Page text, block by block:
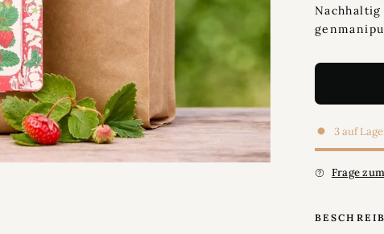
3 auf
Frage